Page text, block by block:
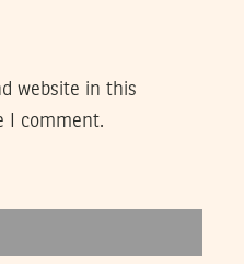
website in this
I comment.